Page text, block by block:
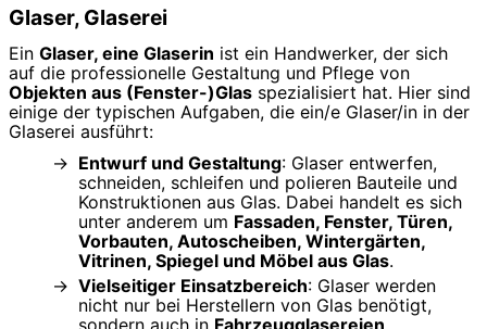
Glaser, Glaserei
Ein Glaser, eine Glaserin ist ein Handwerker, der sich
auf die professionelle Gestaltung und Pflege von
Objekten aus (Fenster-)Glas spezialisiert hat. Hier sind
einige der typischen Aufgaben, die ein/e Glaser/in in der
Glaserei ausführt:
Entwurf und Gestaltung: Glaser entwerfen,
schneiden, schleifen und polieren Bauteile und
Konstruktionen aus Glas. Dabei handelt es sich
unter anderem um Fassaden, Fenster, Türen,
Vorbauten, Autoscheiben, Wintergärten,
Vitrinen, Spiegel und Möbel aus Glas.
Vielseitiger Einsatzbereich: Glaser werden
nicht nur bei Herstellern von Glas benötigt,
sondern auch in Fahrzeugglasereien,